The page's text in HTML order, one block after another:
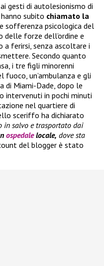
gesti di autolesionismo di
subito chiamato la
sofferenza psicologica del
delle forze dell’ordine e
a ferirsi, senza ascoltare i
Secondo quanto
i tre figli minorenni
fuoco, un’ambulanza e gli
Miami-Dade, dopo le
intervenuti in pochi minuti
nel quartiere di
sceriffo ha dichiarato
in salvo e trasportato dai
ospedalelocale, dove sta
del blogger è stato